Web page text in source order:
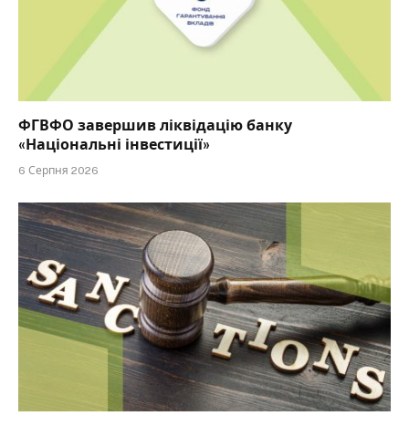
ФГВФО завершив ліквідацію банку
«Національні інвестиції»
6 Серпня 2026